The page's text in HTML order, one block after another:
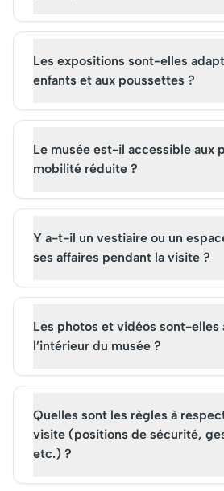
Les expositions sont-elles
enfants et aux poussettes ?
Le musée est-il accessible aux
mobilité réduite ?
Y a-t-il un vestiaire ou un
ses affaires pendant la visite ?
Les photos et vidéos sont-elles
l’intérieur du musée ?
Quelles sont les règles à
visite (positions de sécurité,
etc.) ?